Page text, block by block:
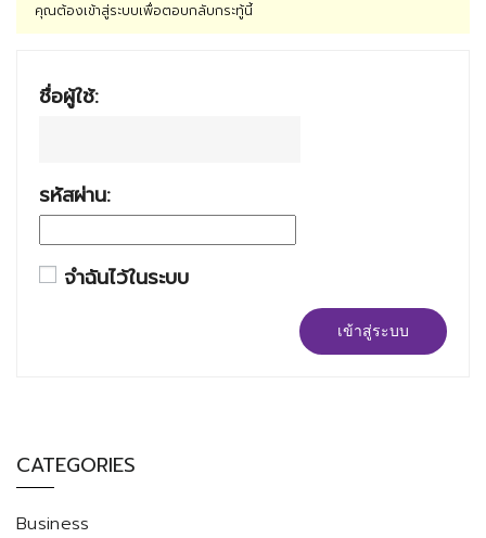
คุณต้องเข้าสู่ระบบเพื่อตอบกลับกระทู้นี้
ชื่อผู้ใช้:
รหัสผ่าน:
จำฉันไว้ในระบบ
เข้าสู่ระบบ
CATEGORIES
Business